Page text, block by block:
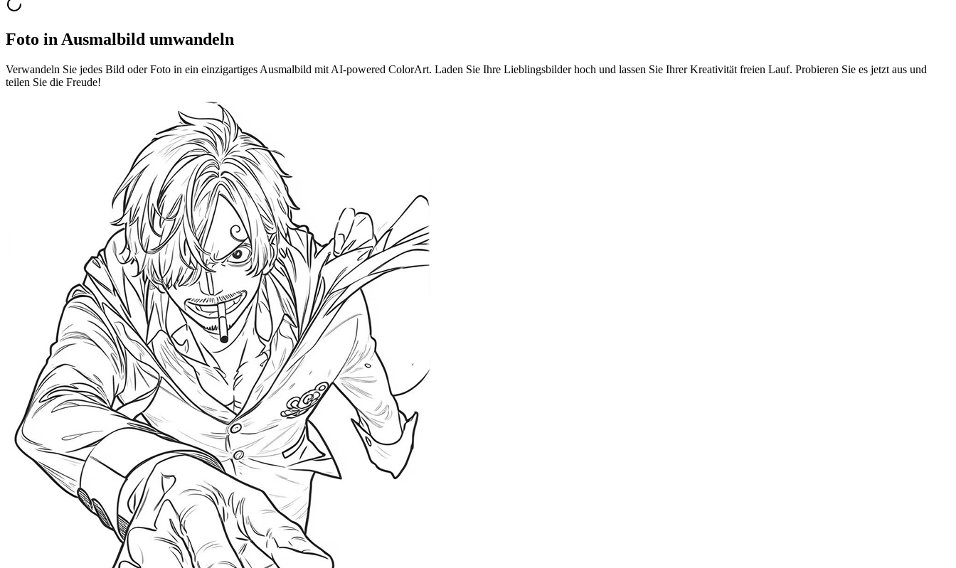
Foto in Ausmalbild umwandeln
Verwandeln Sie jedes Bild oder Foto in ein einzigartiges Ausmalbild mit AI-powered ColorArt. Laden Sie Ihre Lieblingsbilder hoch und lassen Sie Ihrer Kreativität freien Lauf. Probieren Sie es jetzt aus und
teilen Sie die Freude!